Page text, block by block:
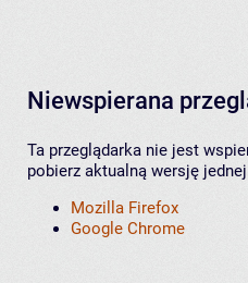
Niewspierana
Ta przeglądarka nie jest
pobierz aktualną wersję
Mozilla Firefox
Google Chrome